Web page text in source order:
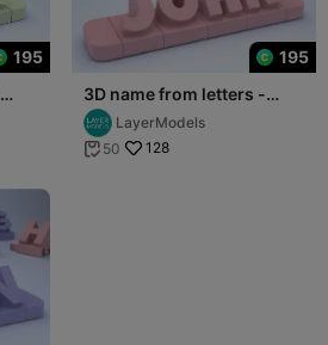
195
195
3D name from letters -
Playful Font
LayerModels
 50 128